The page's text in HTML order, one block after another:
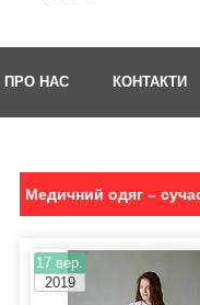
ПРО НАС КОНТАКТИ
Медичний одяг –
17 вер.
2019